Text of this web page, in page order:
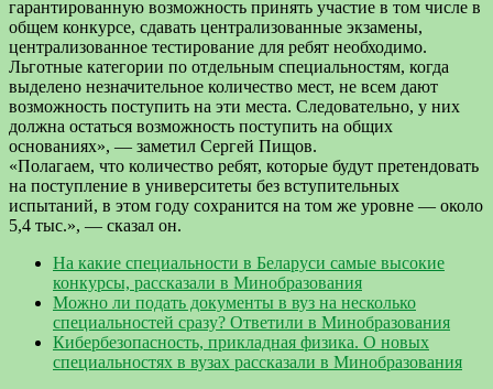
гарантированную возможность принять участие в том числе в
общем конкурсе, сдавать централизованные экзамены,
централизованное тестирование для ребят необходимо.
Льготные категории по отдельным специальностям, когда
выделено незначительное количество мест, не всем дают
возможность поступить на эти места. Следовательно, у них
должна остаться возможность поступить на общих
основаниях», — заметил Сергей Пищов.
«Полагаем, что количество ребят, которые будут претендовать
на поступление в университеты без вступительных
испытаний, в этом году сохранится на том же уровне — около
5,4 тыс.», — сказал он.
На какие специальности в Беларуси самые высокие
конкурсы, рассказали в Минобразования
Можно ли подать документы в вуз на несколько
специальностей сразу? Ответили в Минобразования
Кибербезопасность, прикладная физика. О новых
специальностях в вузах рассказали в Минобразования